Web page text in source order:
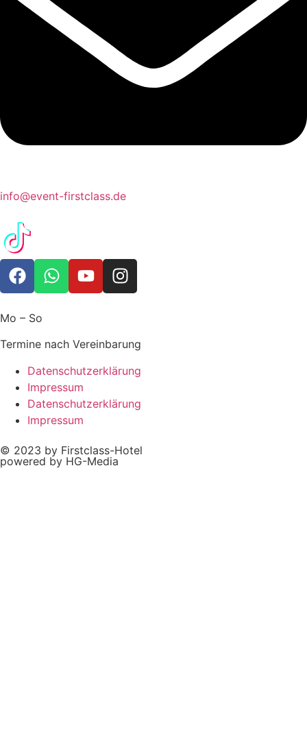
info@event-firstclass.de
Mo – So
Termine nach Vereinbarung
Datenschutzerklärung
Impressum
Datenschutzerklärung
Impressum
© 2023 by Firstclass-Hotel
powered by HG-Media